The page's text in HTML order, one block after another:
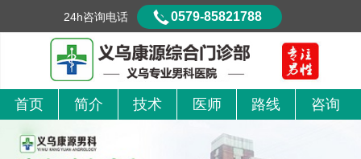
首页 简介 技术 医师 路线 咨询
24h咨询电话 0579-85821788